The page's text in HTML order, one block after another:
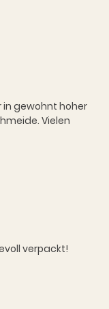
in gewohnt hoher
Vielen
verpackt!